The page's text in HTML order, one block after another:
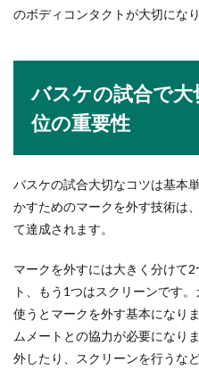
年賀状
毎年の年
を始めると
のボディコンタクトが大切になり
バスケの試合で
位の重要性
バスケの試合大切なコツは基本
かすためのマークを外す技術は
て達成されます。
マークを外すには大きく分けて
ト、もう1つはスクリーンです
使うとマークを外す基本になり
ムメートとの協力が必要になり
外したり、スクリーンを行うな